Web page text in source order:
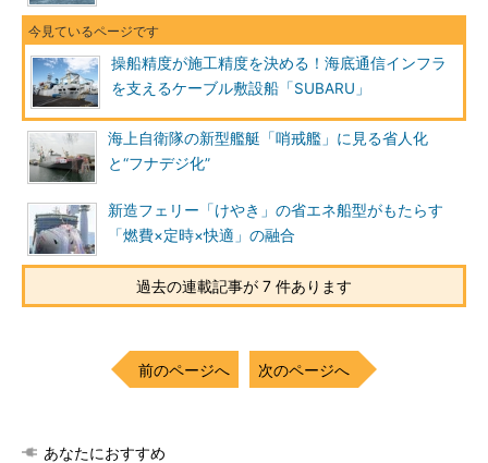
操船精度が施工精度を決める！海底通信インフラ
を支えるケーブル敷設船「SUBARU」
海上自衛隊の新型艦艇「哨戒艦」に見る省人化
と“フナデジ化”
新造フェリー「けやき」の省エネ船型がもたらす
「燃費×定時×快適」の融合
過去の連載記事が 7 件あります
前のページへ 次のページへ
あなたにおすすめ